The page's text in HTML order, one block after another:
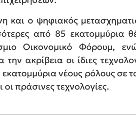
και ο ψηφιακός
από 85 εκατομμύρια
Οικονομικό Φόρουμ,
ακρίβεια οι ίδιες
νέους ρόλους σε
πράσινες τεχνολογίες.